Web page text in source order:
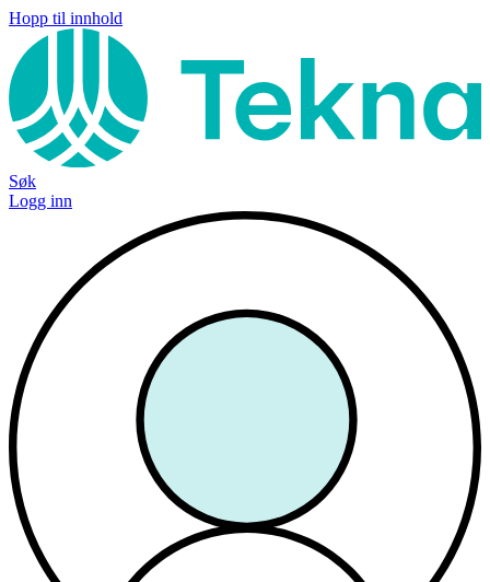
Hopp til innhold
Søk
Logg inn